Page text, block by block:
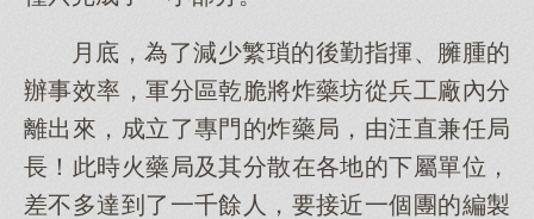
月底，為了減少繁瑣的後勤指揮、臃腫的
辦事效率，軍分區乾脆將炸藥坊從兵工廠內分
離出來，成立了專門的炸藥局，由汪直兼任局
長！此時火藥局及其分散在各地的下屬單位，
差不多達到了一千餘人，要接近一個團的編製